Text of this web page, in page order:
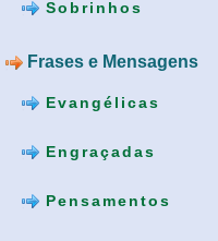
Sobrinhos
Frases e Mensagens
Evangélicas
Engraçadas
Pensamentos